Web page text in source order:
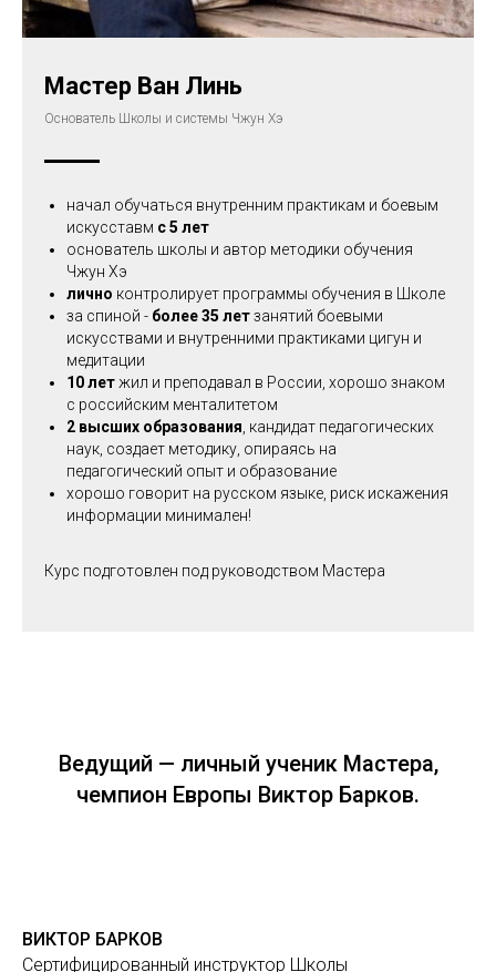
Мастер Ван Линь
Основатель Школы и системы Чжун Хэ
начал обучаться внутренним практикам и боевым
искусставм с 5 лет
основатель школы и автор методики обучения
Чжун Хэ
лично контролирует программы обучения в Школе
за спиной - более 35 летзанятий боевыми
искусствами и внутренними практиками цигун и
медитации
10 лет жил и преподавал в России, хорошо знаком
с российским менталитетом
2 высших образования , кандидат педагогических
наук, создает методику, опираясь на
педагогический опыт и образование
хорошо говорит на русском языке, риск искажения
информации минимален!
Курс подготовлен под руководством Мастера
Ведущий — личный ученик Мастера,
чемпион Европы Виктор Барков.
ВИКТОР БАРКОВ
Сертифицированный инструктор Школы